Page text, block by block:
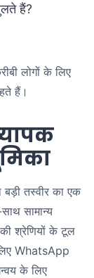
हैं?
लोगों के लिए
हैं।
तस्वीर का एक
सामान्य
श्रेणियों के टूल
WhatsApp
के लिए